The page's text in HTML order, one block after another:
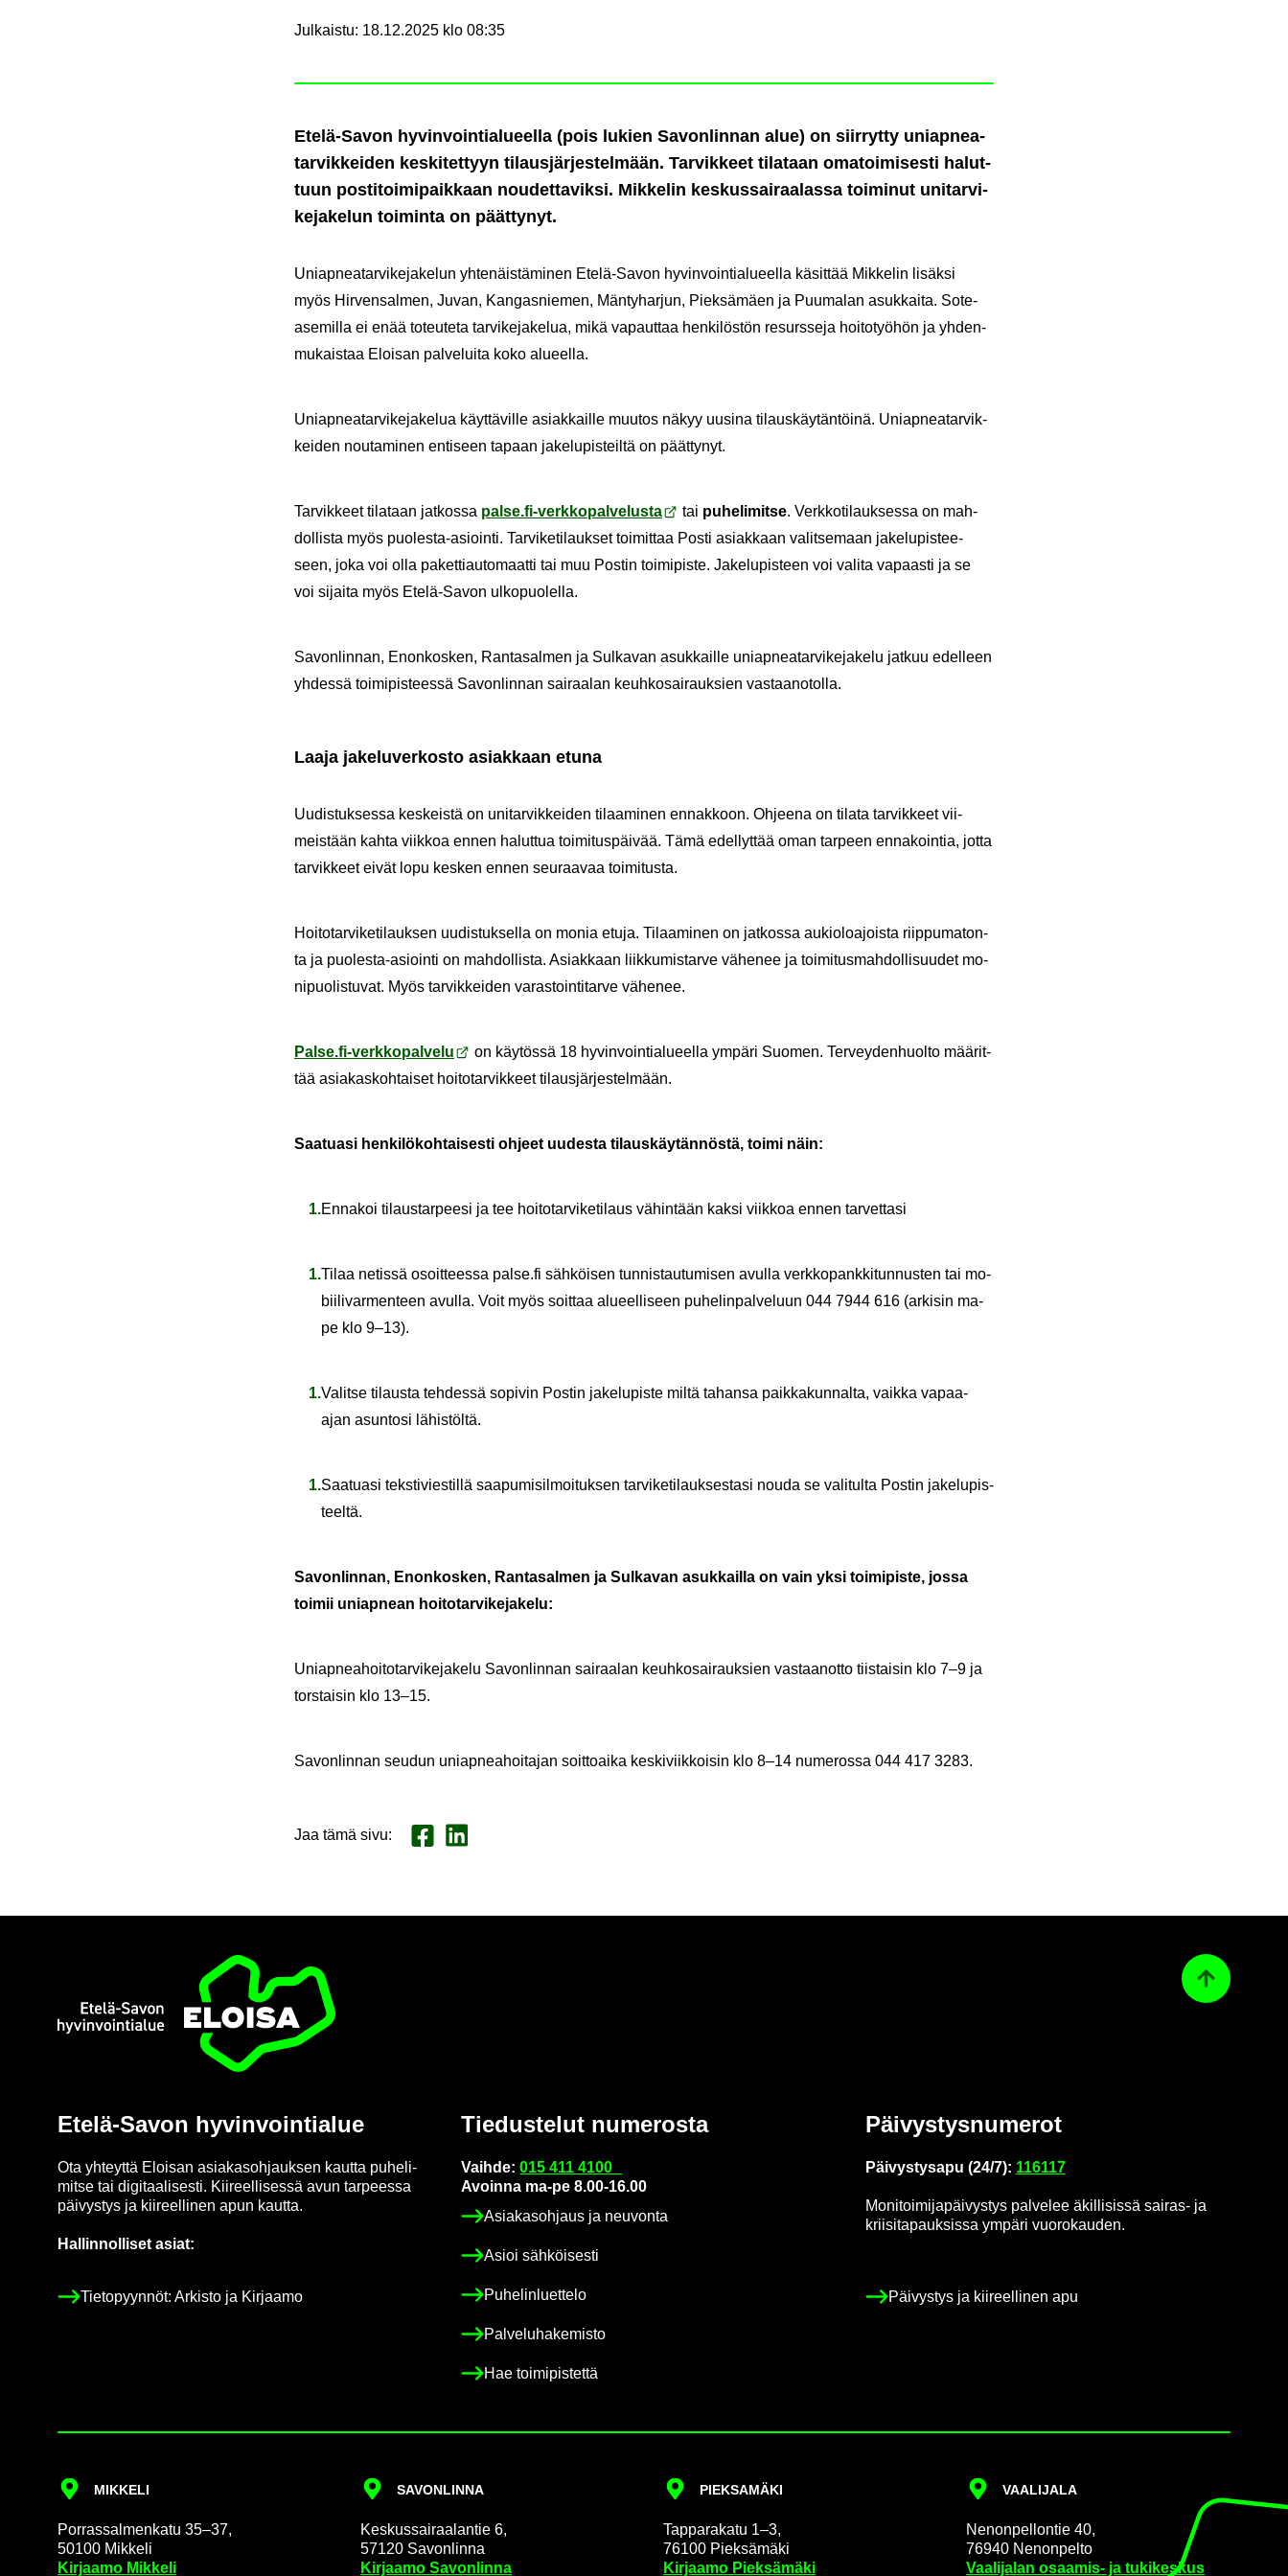
Julkaistu: 18.12.2025 klo 08:35
Etelä-​Savon hy­vin­voin­tia­lu­eel­la (pois lu­kien Sa­von­lin­nan alue) on siir­ryt­ty uniap­nea­
tar­vik­kei­den kes­ki­tet­tyyn ti­laus­jär­jes­tel­mään. Tar­vik­keet ti­la­taan oma­toi­mi­ses­ti ha­lut­
tuun pos­ti­toi­mi­paik­kaan nou­det­ta­vik­si. Mik­ke­lin kes­kus­sai­raa­las­sa toi­mi­nut uni­tar­vi­
ke­ja­ke­lun toi­min­ta on päät­ty­nyt.
Uniap­nea­tar­vi­ke­ja­ke­lun yh­te­näis­tä­mi­nen Etelä-​Savon hy­vin­voin­tia­lu­eel­la kä­sit­tää Mik­ke­lin li­säk­si
myös Hir­ven­sal­men, Juvan, Kan­gas­nie­men, Män­ty­har­jun, Piek­sä­mäen ja Puu­ma­lan asuk­kai­ta. Sote-​
asemilla ei enää to­teu­te­ta tar­vi­ke­ja­ke­lua, mikä va­paut­taa hen­ki­lös­tön re­surs­se­ja hoi­to­työ­hön ja yh­den­
mu­kais­taa Eloi­san pal­ve­lui­ta koko alu­eel­la.
Uniap­nea­tar­vi­ke­ja­ke­lua käyt­tä­vil­le asiak­kail­le muu­tos näkyy uusi­na ti­laus­käy­tän­töi­nä. Uniap­nea­tar­vik­
kei­den nou­ta­mi­nen en­ti­seen ta­paan ja­ke­lu­pis­teil­tä on päät­ty­nyt.
Tar­vik­keet ti­la­taan jat­kos­sa palse.fi-​verkkopalvelusta tai pu­he­li­mit­se. Verk­ko­ti­lauk­ses­sa on mah­
dol­lis­ta myös puolesta-​asiointi. Tar­vi­ke­ti­lauk­set toi­mit­taa Posti asiak­kaan va­lit­se­maan ja­ke­lu­pis­tee­
seen, joka voi olla pa­ket­ti­au­to­maat­ti tai muu Pos­tin toi­mi­pis­te. Ja­ke­lu­pis­teen voi va­li­ta va­paas­ti ja se
voi si­jai­ta myös Etelä-​Savon ul­ko­puo­lel­la.
Sa­von­lin­nan, Enon­kos­ken, Ran­ta­sal­men ja Sul­ka­van asuk­kail­le uniap­nea­tar­vi­ke­ja­ke­lu jat­kuu edel­leen
yh­des­sä toi­mi­pis­tees­sä Sa­von­lin­nan sai­raa­lan keuh­ko­sai­rauk­sien vas­taa­no­tol­la.
Laaja ja­ke­lu­ver­kos­to asiak­kaan etuna
Uu­dis­tuk­ses­sa kes­keis­tä on uni­tar­vik­kei­den ti­laa­mi­nen en­nak­koon. Oh­jee­na on ti­la­ta tar­vik­keet vii­
meis­tään kahta viik­koa ennen ha­lut­tua toi­mi­tus­päi­vää. Tämä edel­lyt­tää oman tar­peen en­na­koin­tia, jotta
tar­vik­keet eivät lopu kes­ken ennen seu­raa­vaa toi­mi­tus­ta.
Hoi­to­tar­vi­ke­ti­lauk­sen uu­dis­tuk­sel­la on monia etuja. Ti­laa­mi­nen on jat­kos­sa au­kio­loa­jois­ta riip­pu­ma­ton­
ta ja puolesta-​asiointi on mah­dol­lis­ta. Asiak­kaan liik­ku­mis­tar­ve vä­he­nee ja toi­mi­tus­mah­dol­li­suu­det mo­
ni­puo­lis­tu­vat. Myös tar­vik­kei­den va­ras­toin­ti­tar­ve vä­he­nee.
Palse.fi-​verkkopalvelu
on käy­tös­sä 18 hy­vin­voin­tia­lu­eel­la ym­pä­ri Suo­men. Ter­vey­den­huol­to mää­rit­
tää asia­kas­koh­tai­set hoi­to­tar­vik­keet ti­laus­jär­jes­tel­mään.
Saa­tua­si hen­ki­lö­koh­tai­ses­ti oh­jeet uu­des­ta ti­laus­käy­tän­nös­tä, toimi näin:
En­na­koi ti­laus­tar­pee­si ja tee hoi­to­tar­vi­ke­ti­laus vä­hin­tään kaksi viik­koa ennen tar­vet­ta­si
Tilaa ne­tis­sä osoit­tees­sa palse.fi säh­köi­sen tun­nis­tau­tu­mi­sen avul­la verk­ko­pank­ki­tun­nus­ten tai mo­
bii­li­var­men­teen avul­la. Voit myös soit­taa alu­eel­li­seen pu­he­lin­pal­ve­luun 044 7944 616 (ar­ki­sin ma-
pe klo 9–13).
Va­lit­se ti­laus­ta teh­des­sä so­pi­vin Pos­tin ja­ke­lu­pis­te miltä ta­han­sa paik­ka­kun­nal­ta, vaik­ka vapaa-​
ajan asun­to­si lä­his­töl­tä.
Saa­tua­si teks­ti­vies­til­lä saa­pu­mi­sil­moi­tuk­sen tar­vi­ke­ti­lauk­ses­ta­si nouda se va­li­tul­ta Pos­tin ja­ke­lu­pis­
teel­tä.
Sa­von­lin­nan, Enon­kos­ken, Ran­ta­sal­men ja Sul­ka­van asuk­kail­la on vain yksi toi­mi­pis­te, jossa
toi­mii uniap­nean hoi­to­tar­vi­ke­ja­ke­lu:
Uniap­nea­hoi­to­tar­vi­ke­ja­ke­lu Sa­von­lin­nan sai­raa­lan keuh­ko­sai­rauk­sien vas­taan­ot­to tiis­tai­sin klo 7–9 ja
tors­tai­sin klo 13–15.
Sa­von­lin­nan seu­dun uniap­nea­hoi­ta­jan soit­toai­ka kes­ki­viik­koi­sin klo 8–14 nu­me­ros­sa 044 417 3283.
Jaa tämä sivu: Jaa Face­book
Jaa Lin­ke­dI­nis­sä
Ta­kai­sin ylös
Etusi­vu
Etelä-​Savon hy­vin­voin­tia­lue
Ota yh­teyt­tä Eloi­san asia­kas­oh­jauk­sen kaut­ta pu­he­li­
mit­se tai di­gi­taa­li­ses­ti. Kii­reel­li­ses­sä avun tar­pees­sa
päi­vys­tys ja kii­reel­li­nen apun kaut­ta.
Hal­lin­nol­li­set asiat:
Tie­to­pyyn­nöt: Ar­kis­to ja Kir­jaa­mo
Tie­dus­te­lut nu­me­ros­ta
Vaih­de:015 411 4100
Avoin­na ma-pe 8.00-16.00
Asia­kas­oh­jaus ja neu­von­ta
Asioi säh­köi­ses­ti
Pu­he­lin­luet­te­lo
Pal­ve­lu­ha­ke­mis­to
Hae toi­mi­pis­tet­tä
Päi­vys­tys­nu­me­rot
Päi­vys­tys­a­pu (24/7): 116117
Mo­ni­toi­mi­ja­päi­vys­tys pal­ve­lee äkil­li­sis­sä sairas-​ ja
krii­si­ta­pauk­sis­sa ym­pä­ri vuo­ro­kau­den.
Päi­vys­tys ja kii­reel­li­nen apu
MIK­KE­LI
Por­ras­sal­men­ka­tu 35–37,
50100 Mik­ke­li
Kir­jaa­mo Mik­ke­li
SA­VON­LIN­NA
Kes­kus­sai­raa­lan­tie 6,
57120 Sa­von­lin­na
Kir­jaa­mo Sa­von­lin­na
PIEK­SA­MÄ­KI
Tap­pa­ra­ka­tu 1–3,
76100 Piek­sä­mä­ki
Kir­jaa­mo Piek­sä­mä­ki
VAA­LI­JA­LA
Ne­non­pel­lon­tie 40,
76940 Ne­non­pel­to
Vaa­li­ja­lan osaamis-​ ja tu­ki­kes­kus